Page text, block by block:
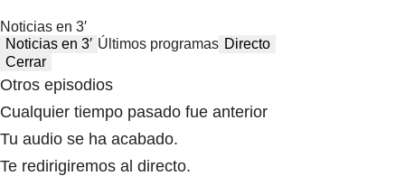
Noticias en 3′
Noticias en 3′ Últimos programas Directo
Cerrar
Otros episodios
Cualquier tiempo pasado fue anterior
Tu audio se ha acabado.
Te redirigiremos al directo.